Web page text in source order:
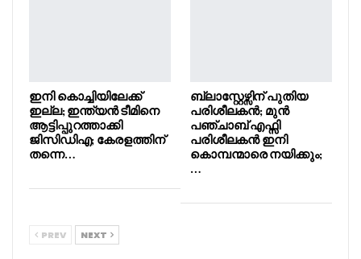
ഇനി കൊച്ചിയിലേക്ക്
ഇല്ല; ഇന്ത്യൻ ടീമിനെ
ആട്ടിപ്പുറത്താക്കി
ജിസിഡിഎ; കേരളത്തിന്
തന്നെ…
ബ്ലാസ്റ്റേഴ്സിന് പുതിയ
പരിശീലകൻ; മുൻ
പഞ്ചാബ് എഫ്സി
പരിശീലകൻ ഇനി
കൊമ്പന്മാരെ നയിക്കും;
…
PREV NEXT